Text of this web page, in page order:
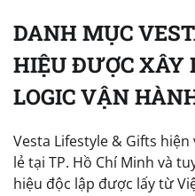
DANH MỤC
HIỆU ĐƯỢC XÂY
LOGIC VẬN
Vesta Lifestyle & Gifts
lẻ tại TP. Hồ Chí Minh và
hiệu độc lập được lấy từ